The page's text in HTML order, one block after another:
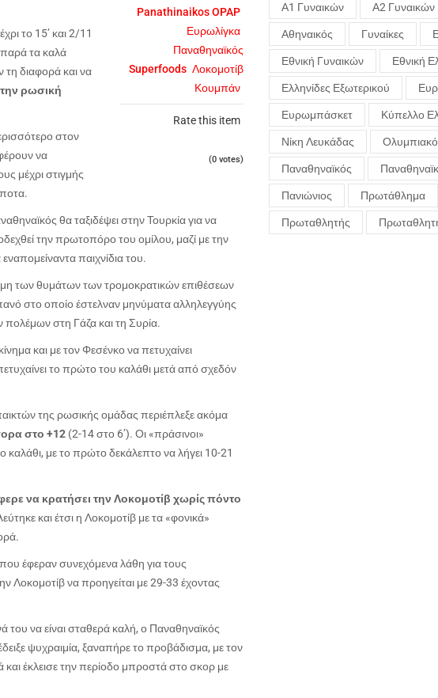
Panathinaikos OPAP
Ευρωλίγκα
Παναθηναϊκός
Superfoods Λοκομοτίβ
Κουμπάν
Rate this item
(0 votes)
το 15’ και 2/11
παρά τα καλά
τη διαφορά και να
ρωσική
στον
να
μέχρι στιγμής
θα ταξιδέψει στην Τουρκία για να
την πρωτοπόρο του ομίλου, μαζί με την
παιχνίδια του.
των θυμάτων των τρομοκρατικών επιθέσεων
στο οποίο έστελναν μηνύματα αλληλεγγύης
στη Γάζα και τη Συρία.
και με τον Φεσένκο να πετυχαίνει
το πρώτο του καλάθι μετά από σχεδόν
της ρωσικής ομάδας περιέπλεξε ακόμα
στο +12 (2-14 στο 6’). Οι «πράσινοι»
καλάθι, με το πρώτο δεκάλεπτο να λήγει 10-21
να κρατήσει την Λοκομοτίβ χωρίς πόντο
και έτσι η Λοκομοτίβ με τα «φονικά»
έφεραν συνεχόμενα λάθη για τους
Λοκομοτίβ να προηγείται με 29-33 έχοντας
του να είναι σταθερά καλή, ο Παναθηναϊκός
ψυχραιμία, ξαναπήρε το προβάδισμα, με τον
και έκλεισε την περίοδο μπροστά στο σκορ με
Α1 Γυναικών Α2 Γυναικών
Αθηναικός Γυναίκες
Εθνική Γυναικών Εθνική
Ελληνίδες Εξωτερικού
Ευρωμπάσκετ Κύπελλο
Νίκη Λευκάδας
Παναθηναϊκός
Πανιώνιος Πρωτάθλημα
Πρωταθλητής